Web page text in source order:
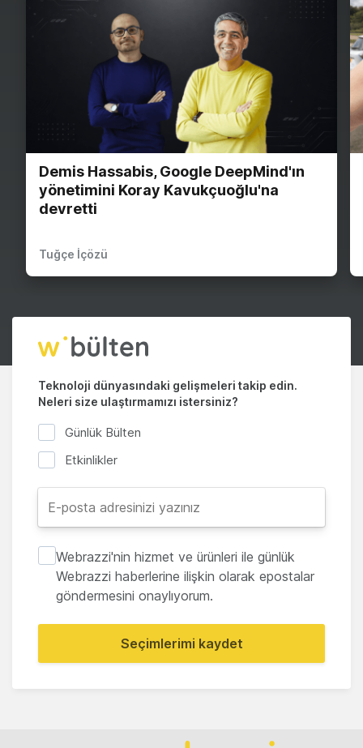
Demis Hassabis, Google DeepMind'ın
yönetimini Koray Kavukçuoğlu'na
devretti
Tuğçe İçözü
Teknoloji dünyasındaki gelişmeleri takip edin.
Neleri size ulaştırmamızı istersiniz?
Günlük Bülten
Etkinlikler
Webrazzi'nin hizmet ve ürünleri ile günlük
Webrazzi haberlerine ilişkin olarak epostalar
göndermesini onaylıyorum.
Seçimlerimi kaydet